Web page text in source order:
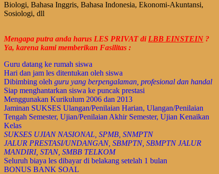
Biologi, Bahasa Inggris, Bahasa Indonesia, Ekonomi-Akuntansi,
Sosiologi, dll
Mengapa putra anda harus LES PRIVAT di LBB EINSTEIN ?
Ya, karena kami memberikan Fasilitas :
Guru datang ke rumah siswa
Hari dan jam les ditentukan oleh siswa
Dibimbing oleh guru yang berpengalaman, profesional dan handal
Siap menghantarkan siswa ke puncak prestasi
Menggunakan Kurikulum 2006 dan 2013
Jaminan SUKSES Ulangan/Penilaian Harian, Ulangan/Penilaian
Tengah Semester, Ujian/Penilaian Akhir Semester, Ujian Kenaikan
Kelas
SUKSES UJIAN NASIONAL, SPMB, SNMPTN
JALUR PRESTASI/UNDANGAN, SBMPTN, SBMPTN JALUR
MANDIRI, STAN, SMBB TELKOM
Seluruh biaya les dibayar di belakang setelah 1 bulan
BONUS BANK SOAL